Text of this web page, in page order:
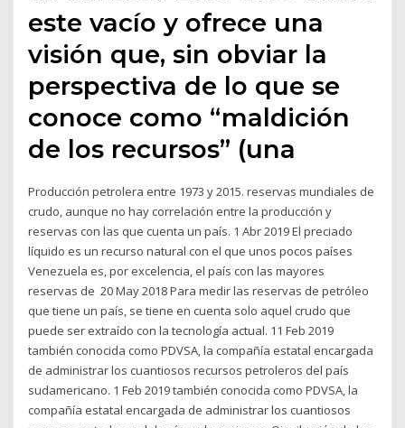
este vacío y ofrece una
visión que, sin obviar la
perspectiva de lo que se
conoce como “maldición
de los recursos” (una
Producción petrolera entre 1973 y 2015. reservas mundiales de
crudo, aunque no hay correlación entre la producción y
reservas con las que cuenta un país. 1 Abr 2019 El preciado
líquido es un recurso natural con el que unos pocos países
Venezuela es, por excelencia, el país con las mayores
reservas de 20 May 2018 Para medir las reservas de petróleo
que tiene un país, se tiene en cuenta solo aquel crudo que
puede ser extraído con la tecnología actual. 11 Feb 2019
también conocida como PDVSA, la compañía estatal encargada
de administrar los cuantiosos recursos petroleros del país
sudamericano. 1 Feb 2019 también conocida como PDVSA, la
compañía estatal encargada de administrar los cuantiosos